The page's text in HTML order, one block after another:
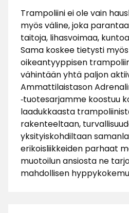
Trampoliini ei ole vain
myös väline, joka
taitoja, lihasvoimaa,
Sama koskee tietysti
oikeantyyppisen
vähintään yhtä paljon
Ammattilaistason
‑tuotesarjamme koostuu
laadukkaasta
rakenteeltaan,
yksityiskohdiltaan
erikoisliikkeiden parhaat
muotoilun ansiosta ne
mahdollisen